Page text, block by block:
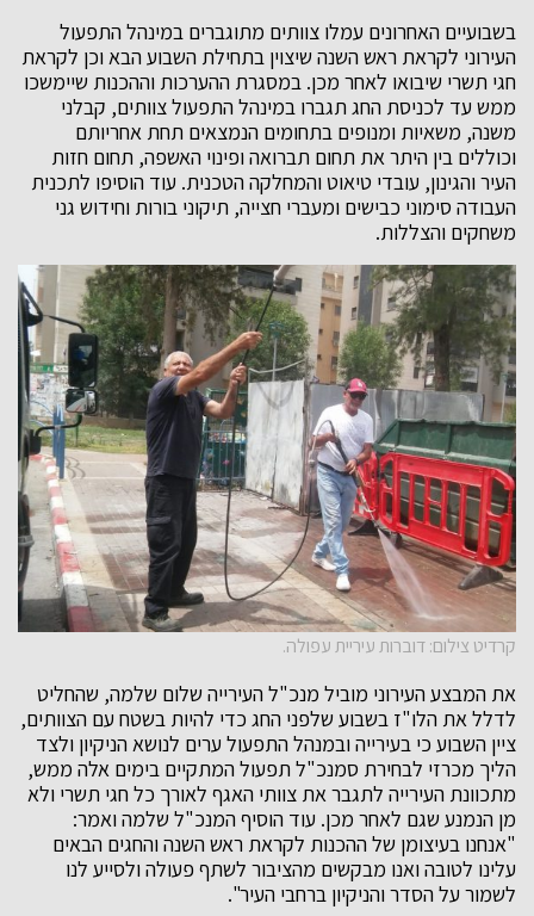
בשבועיים האחרונים עמלו צוותים מתוגברים במינהל התפעול
העירוני לקראת ראש השנה שיצוין בתחילת השבוע הבא וכן לקראת
חגי תשרי שיבואו לאחר מכן. במסגרת ההערכות וההכנות שיימשכו
ממש עד לכניסת החג תגברו במינהל התפעול צוותים, קבלני
משנה, משאיות ומנופים בתחומים הנמצאים תחת אחריותם
וכוללים בין היתר את תחום תברואה ופינוי האשפה, תחום חזות
העיר והגינון, עובדי טיאוט והמחלקה הטכנית. עוד הוסיפו לתכנית
העבודה סימוני כבישים ומעברי חצייה, תיקוני בורות וחידוש גני
משחקים והצללות.
קרדיט צילום: דוברות עיריית עפולה.
את המבצע העירוני מוביל מנכ"ל העירייה שלום שלמה, שהחליט
לדלל את הלו"ז בשבוע שלפני החג כדי להיות בשטח עם הצוותים,
ציין השבוע כי בעירייה ובמנהל התפעול ערים לנושא הניקיון ולצד
הליך מכרזי לבחירת סמנכ"ל תפעול המתקיים בימים אלה ממש,
מתכוונת העירייה לתגבר את צוותי האגף לאורך כל חגי תשרי ולא
מן הנמנע שגם לאחר מכן. עוד הוסיף המנכ"ל שלמה ואמר:
"אנחנו בעיצומן של ההכנות לקראת ראש השנה והחגים הבאים
עלינו לטובה ואנו מבקשים מהציבור לשתף פעולה ולסייע לנו
לשמור על הסדר והניקיון ברחבי העיר".